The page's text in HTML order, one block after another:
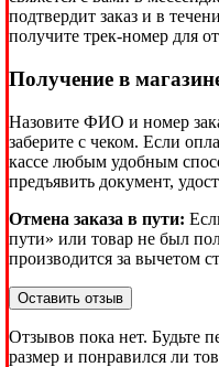
подтвердит заказ и в
получите трек-номер для
Получение в
Назовите ФИО и номер
заберите с чеком. Если
кассе любым удобным
предъявить документ,
Отмена заказа в пути:
пути» или товар не был
производится за вычетом
Оставить отзыв
Отзывов пока нет. Будьте
размер и понравился ли